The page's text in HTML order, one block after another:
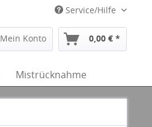
Service/Hilfe
Mein Konto 0,00 € *
Mistrücknahme